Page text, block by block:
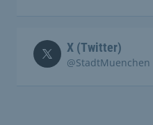
X (Twitter)
@StadtMuenchen